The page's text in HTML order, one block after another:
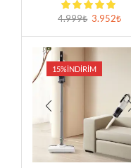
4.999₺ 3.952₺
15%İNDIRIM